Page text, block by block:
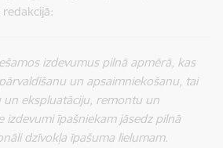
izdevumus pilnā apmērā, kas
un apsaimniekošanu, tai
un ekspluatāciju, remontu un
izdevumi īpašniekam jāsedz pilnā
dzīvokļa īpašuma lielumam.